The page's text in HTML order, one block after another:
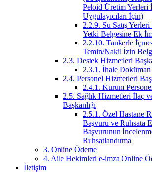
Peloid Üretim Yerleri
Uygulayıcıları İçin)
2.2.9. Su Satış
Yetki Belgesine Ek
2.2.10. Tankerle
Temin/Nakil İzin
2.3. Destek Hizmetleri
2.3.1. İhale Doküman
2.4. Personel Hizmetleri
2.4.1. Kurum
2.5. Sağlık Hizmetleri İlaç
Başkanlığı
2.5.1. Özel Hastane
Başvuru ve Ruhsata
Başvurunun
Ruhsatlandırma
3. Online Ödeme
4. Aile Hekimleri e-imza Online
İletişim